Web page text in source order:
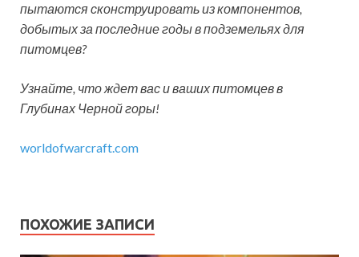
пытаются сконструировать из компонентов,
добытых за последние годы в подземельях для
питомцев?
Узнайте, что ждет вас и ваших питомцев в
Глубинах Черной горы!
worldofwarcraft.com
ПОХОЖИЕ ЗАПИСИ